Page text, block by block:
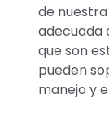
de
adecuada
que son
pueden
manejo y